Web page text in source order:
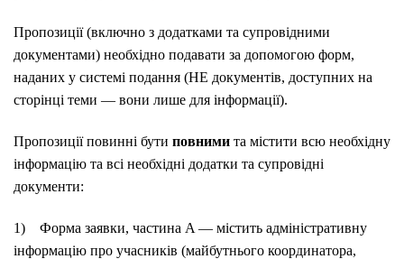
Пропозиції (включно з додатками та супровідними
документами) необхідно подавати за допомогою форм,
наданих у системі подання (НЕ документів, доступних на
сторінці теми — вони лише для інформації).
Пропозиції повинні бути повними та містити всю необхідну
інформацію та всі необхідні додатки та супровідні
документи:
1) Форма заявки, частина A — містить адміністративну
інформацію про учасників (майбутнього координатора,